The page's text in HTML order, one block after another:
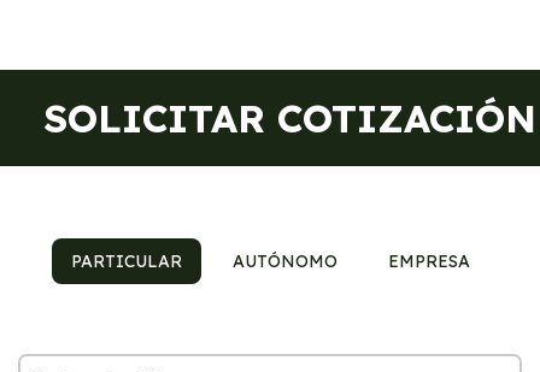
SOLICITAR COTIZACIÓN
PARTICULAR AUTÓNOMO EMPRESA